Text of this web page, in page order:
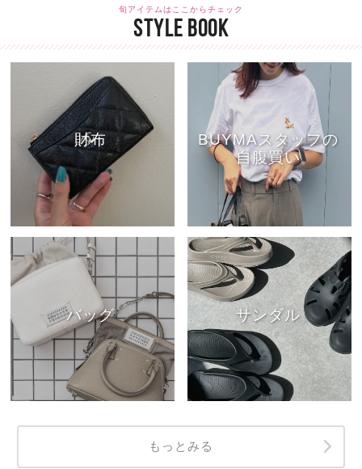
旬アイテムはここからチェック
STYLE BOOK
財布
BUYMAスタッフの
自腹買い
バッグ サンダル
もっとみる